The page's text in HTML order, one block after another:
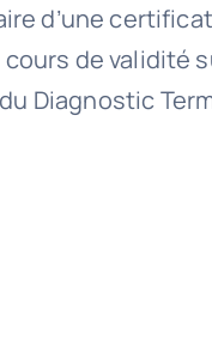
d’une
de validité
Diagnostic